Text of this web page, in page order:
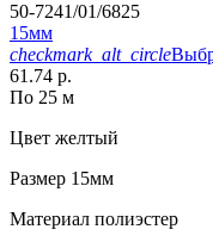
50-7241/01/6825
15мм
checkmark_alt_circle
61.74 р.
По 25 м
Цвет желтый
Размер 15мм
Материал полиэстер